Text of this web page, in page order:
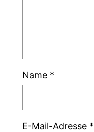
Name *
E-Mail-Adresse *